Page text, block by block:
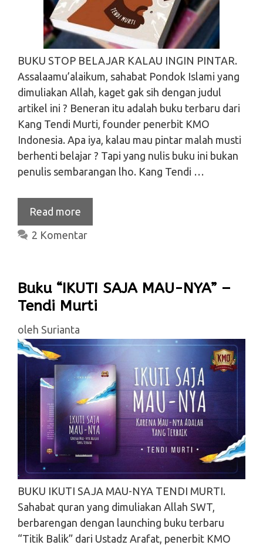
BUKU STOP BELAJAR KALAU INGIN PINTAR.
Assalaamu’alaikum, sahabat Pondok Islami yang
dimuliakan Allah, kaget gak sih dengan judul
artikel ini ? Beneran itu adalah buku terbaru dari
Kang Tendi Murti, founder penerbit KMO
Indonesia. Apa iya, kalau mau pintar malah musti
berhenti belajar ? Tapi yang nulis buku ini bukan
penulis sembarangan lho. Kang Tendi …
Read more
2 Komentar
Buku “IKUTI SAJA MAU-NYA” –
Tendi Murti
oleh Surianta
BUKU IKUTI SAJA MAU-NYA TENDI MURTI.
Sahabat quran yang dimuliakan Allah SWT,
berbarengan dengan launching buku terbaru
“Titik Balik” dari Ustadz Arafat, penerbit KMO